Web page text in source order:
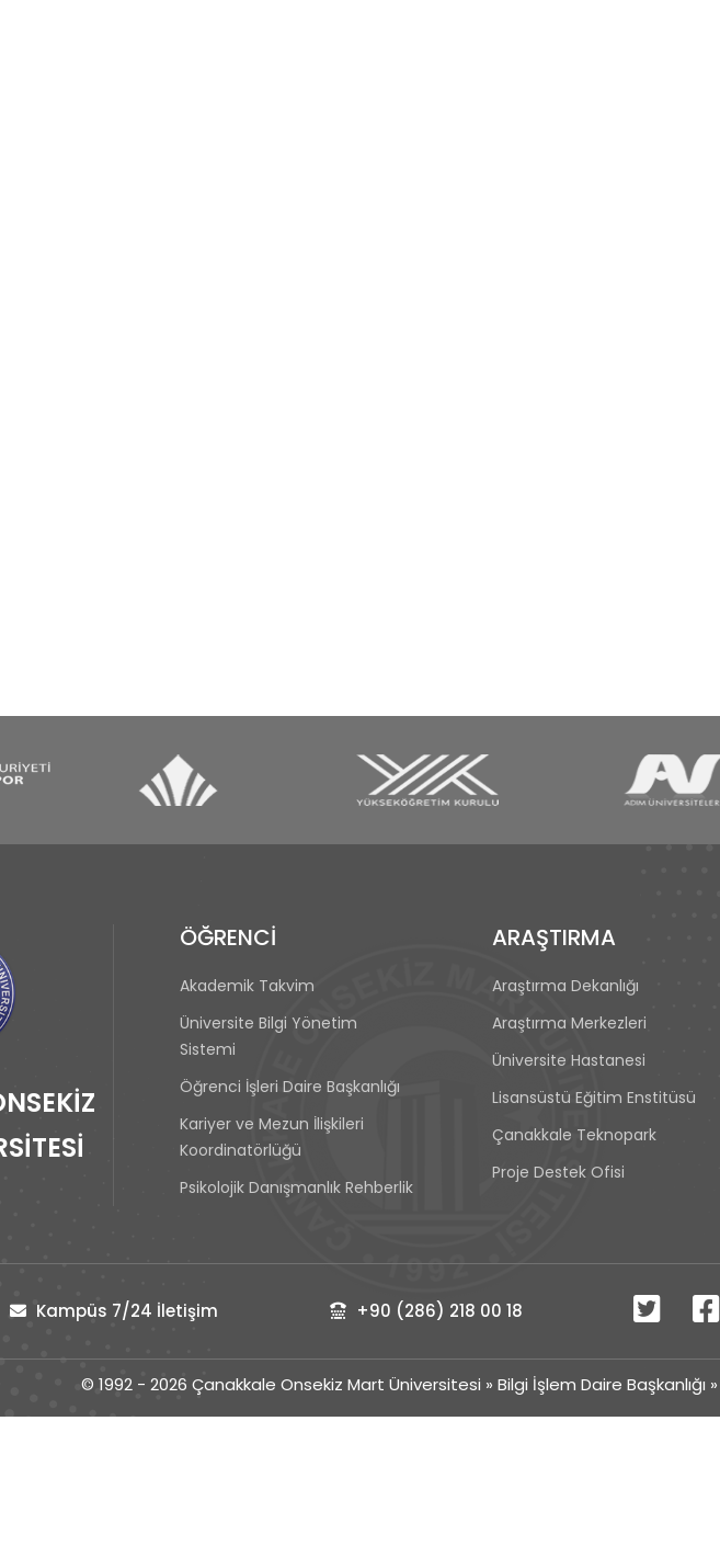
ÖĞRENCİ
Akademik Takvim
Üniversite Bilgi Yönetim
Sistemi
Öğrenci İşleri Daire Başkanlığı
Kariyer ve Mezun İlişkileri
Koordinatörlüğü
Psikolojik Danışmanlık Rehberlik
ARAŞTIRMA
Araştırma Dekanlığı
Araştırma Merkezleri
Üniversite Hastanesi
Lisansüstü Eğitim Enstitüsü
Çanakkale Teknopark
Proje Destek Ofisi
Kampüs 7/24 İletişim +90 (286) 218 00 18
© 1992 - 2026 Çanakkale Onsekiz Mart Üniversitesi » Bilgi İşlem Daire Başkanlığı »